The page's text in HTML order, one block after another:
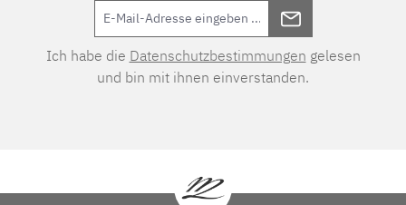
Ich habe die Datenschutzbestimmungen gelesen
und bin mit ihnen einverstanden.